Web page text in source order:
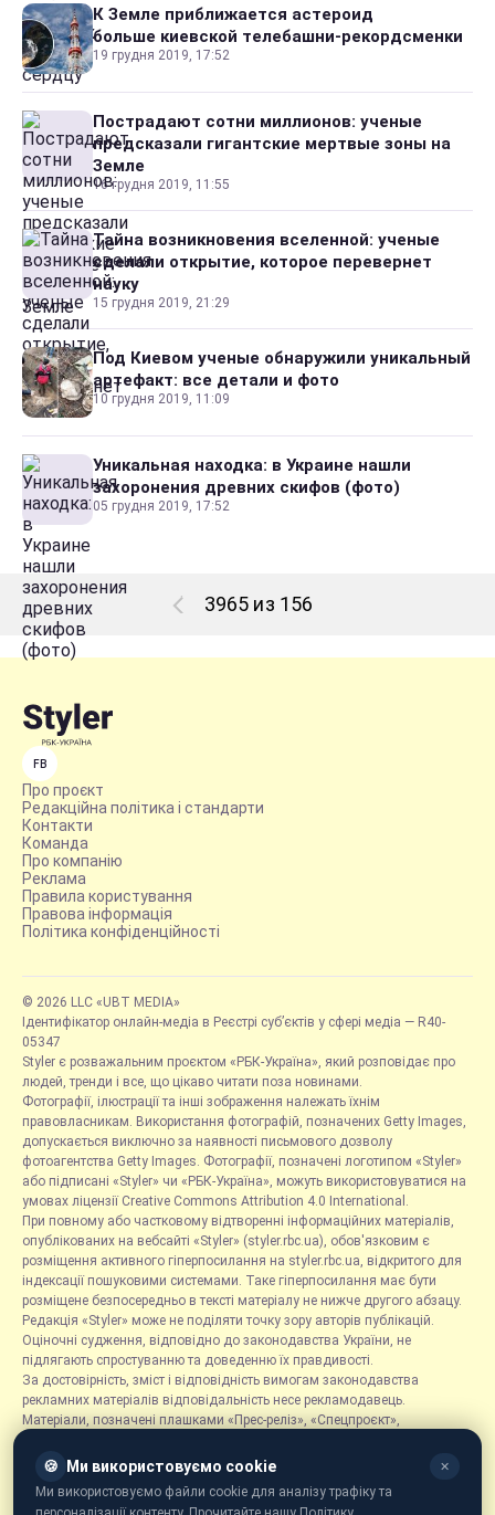
К Земле приближается астероид
больше киевской телебашни-рекордсменки
19 грудня 2019, 17:52
Пострадают сотни миллионов: ученые
предсказали гигантские мертвые зоны на
Земле
16 грудня 2019, 11:55
Тайна возникновения вселенной: ученые
сделали открытие, которое перевернет
науку
15 грудня 2019, 21:29
Под Киевом ученые обнаружили уникальный
артефакт: все детали и фото
10 грудня 2019, 11:09
Уникальная находка: в Украине нашли
захоронения древних скифов (фото)
05 грудня 2019, 17:52
3965 из 156
FB
Про проєкт
Редакційна політика і стандарти
Контакти
Команда
Про компанію
Реклама
Правила користування
Правова інформація
Політика конфіденційності
© 2026 LLC «UBT MEDIA»
Ідентифікатор онлайн-медіа в Реєстрі суб’єктів у сфері медіа — R40-
05347
Styler є розважальним проєктом «РБК-Україна», який розповідає про
людей, тренди і все, що цікаво читати поза новинами.
Фотографії, ілюстрації та інші зображення належать їхнім
правовласникам. Використання фотографій, позначених Getty Images,
допускається виключно за наявності письмового дозволу
фотоагентства Getty Images. Фотографії, позначені логотипом «Styler»
або підписані «Styler» чи «РБК-Україна», можуть використовуватися на
умовах ліцензії Creative Commons Attribution 4.0 International.
При повному або частковому відтворенні інформаційних матеріалів,
опублікованих на вебсайті «Styler» (styler.rbc.ua), обов'язковим є
розміщення активного гіперпосилання на styler.rbc.ua, відкритого для
індексації пошуковими системами. Таке гіперпосилання має бути
розміщене безпосередньо в тексті матеріалу не нижче другого абзацу.
Редакція «Styler» може не поділяти точку зору авторів публікацій.
Оціночні судження, відповідно до законодавства України, не
підлягають спростуванню та доведенню їх правдивості.
За достовірність, зміст і відповідність вимогам законодавства
рекламних матеріалів відповідальність несе рекламодавець.
Матеріали, позначені плашками «Прес-реліз», «Спецпроєкт»,
розміщуються на правах реклами.
Рубрика «Новини компаній» є інформаційним форматом, що містить
новини, повідомлення та оголошення, пов'язані з діяльністю
🍪 Ми використовуємо cookie ✕
Ми використовуємо файли cookie для аналізу трафіку та